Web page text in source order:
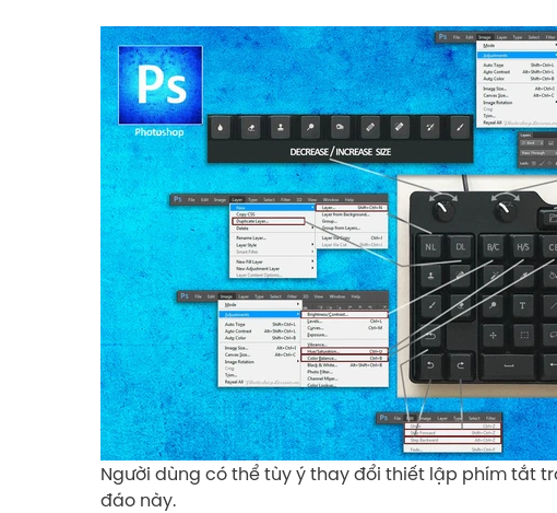
Người dùng có thể tùy ý thay đổi thiết lập phím tắt
đáo này.